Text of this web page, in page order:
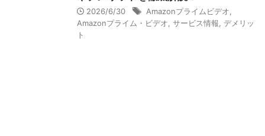
2026/6/30 Amazonプライムビデオ
Amazonプライム・ビデオ サービス情報
デメリッ
ト